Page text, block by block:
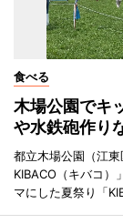
食べる
木場公園でキ
や水鉄砲作り
都立木場公園（江
KIBACO（キバコ）
マにした夏祭り「